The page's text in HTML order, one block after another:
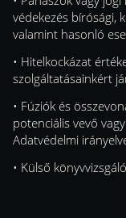
védekezés bírósági,
valamint hasonló
• Hitelkockázat
szolgáltatásainkért
• Fúziók és
potenciális vevő
Adatvédelmi
• Külső